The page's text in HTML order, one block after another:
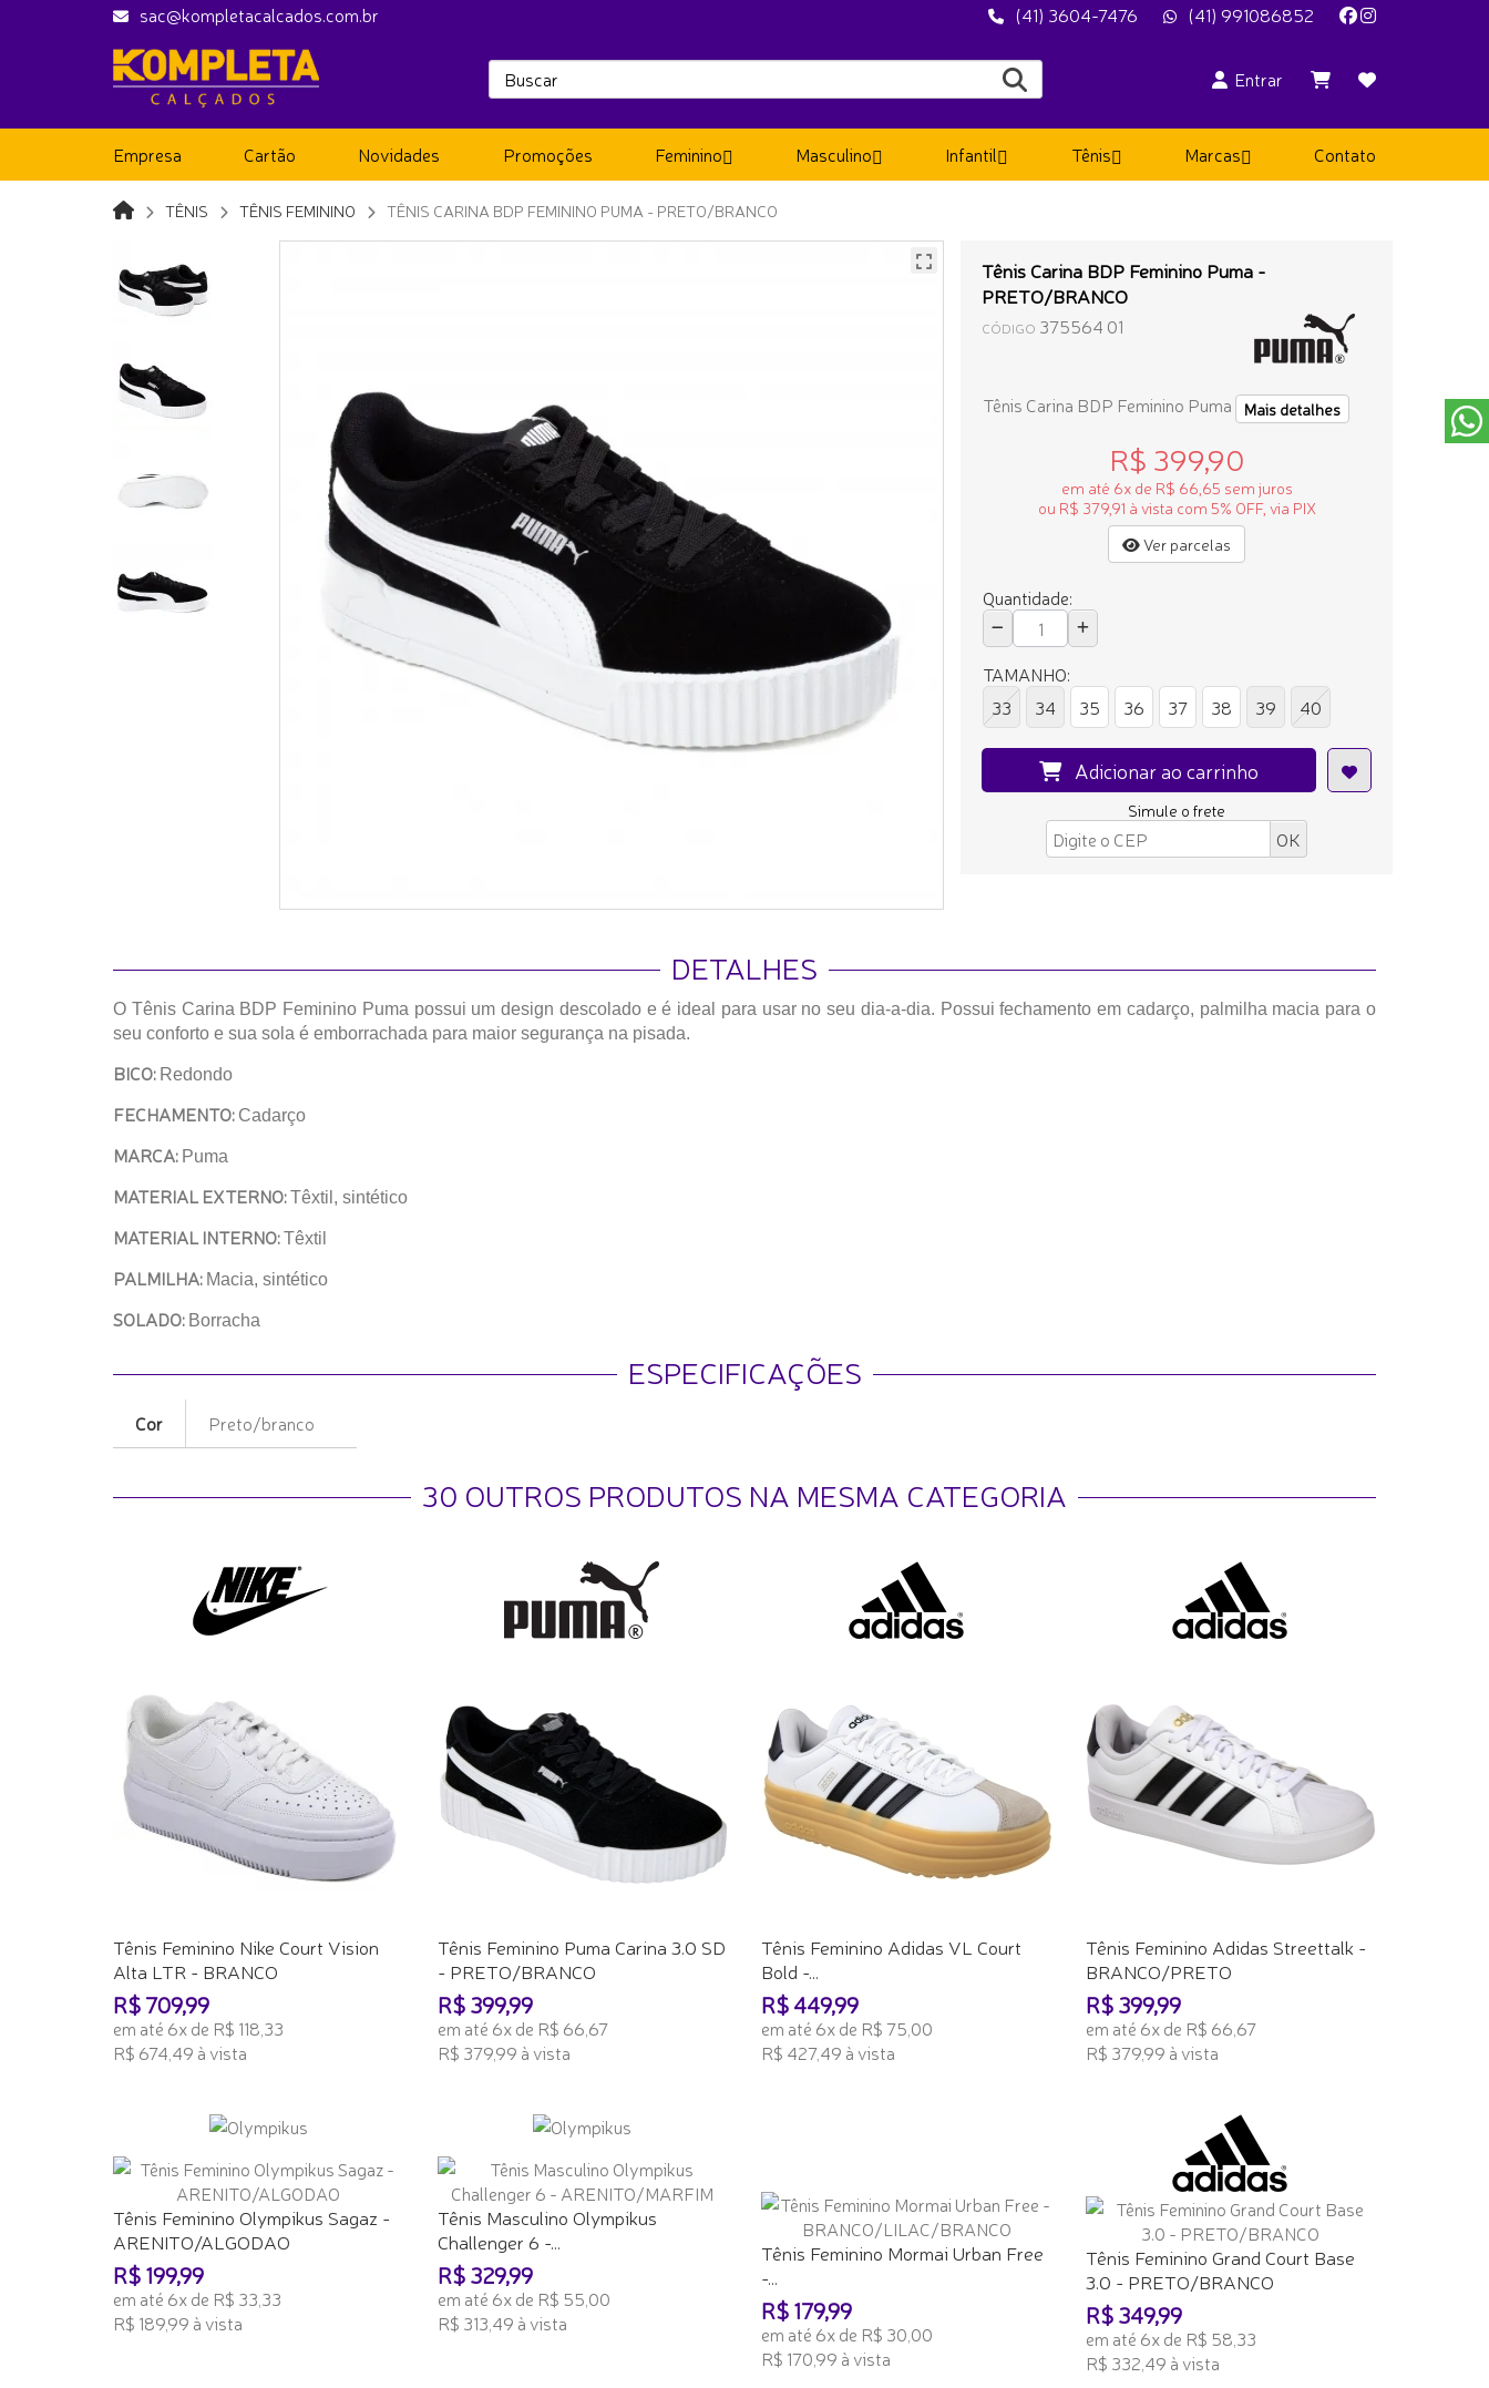
sac@kompletacalcados.com.br (41) 3604-7476 (41) 991086852
Entrar
Empresa Cartão Novidades Promoções Feminino Masculino Infantil Tênis Marcas Contato
TÊNIS TÊNIS FEMININO TÊNIS CARINA BDP FEMININO PUMA - PRETO/BRANCO
Tênis Carina BDP Feminino Puma -
PRETO/BRANCO
CÓDIGO 375564 01
Tênis Carina BDP Feminino Puma Mais detalhes
R$ 399,90
em até 6x de R$ 66,65 sem juros
ou R$ 379,91 à vista com 5% OFF, via PIX
Ver parcelas
Quantidade:
TAMANHO:
33
34 35 36 37 38 39 40
Adicionar ao carrinho
Simule o frete
DETALHES
O Tênis Carina BDP Feminino Puma possui um design descolado e é ideal para usar no seu dia-a-dia. Possui fechamento em cadarço, palmilha macia para o
seu conforto e sua sola é emborrachada para maior segurança na pisada.
BICO: Redondo
FECHAMENTO: Cadarço
MARCA: Puma
MATERIAL EXTERNO:Têxtil, sintético
MATERIAL INTERNO:Têxtil
PALMILHA: Macia, sintético
SOLADO: Borracha
ESPECIFICAÇÕES
Cor Preto/branco
30 OUTROS PRODUTOS NA MESMA CATEGORIA
Tênis Feminino Nike Court Vision
Alta LTR - BRANCO
R$ 709,99
em até 6x de R$ 118,33
R$ 674,49 à vista
Tênis Feminino Puma Carina 3.0 SD
- PRETO/BRANCO
R$ 399,99
em até 6x de R$ 66,67
R$ 379,99 à vista
Tênis Feminino Adidas VL Court
Bold -...
R$ 449,99
em até 6x de R$ 75,00
R$ 427,49 à vista
Tênis Feminino Adidas Streettalk -
BRANCO/PRETO
R$ 399,99
em até 6x de R$ 66,67
R$ 379,99 à vista
Tênis Feminino Olympikus Sagaz -
ARENITO/ALGODAO
R$ 199,99
em até 6x de R$ 33,33
R$ 189,99 à vista
Tênis Masculino Olympikus
Challenger 6 -...
R$ 329,99
em até 6x de R$ 55,00
R$ 313,49 à vista
Tênis Feminino Mormai Urban Free
-...
R$ 179,99
em até 6x de R$ 30,00
R$ 170,99 à vista
Tênis Feminino Grand Court Base
3.0 - PRETO/BRANCO
R$ 349,99
em até 6x de R$ 58,33
R$ 332,49 à vista